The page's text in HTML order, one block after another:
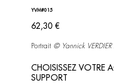
YVM#015
Prix
62,30 €
Portrait © Yannick
CHOISISSEZ VOTRE
SUPPORT